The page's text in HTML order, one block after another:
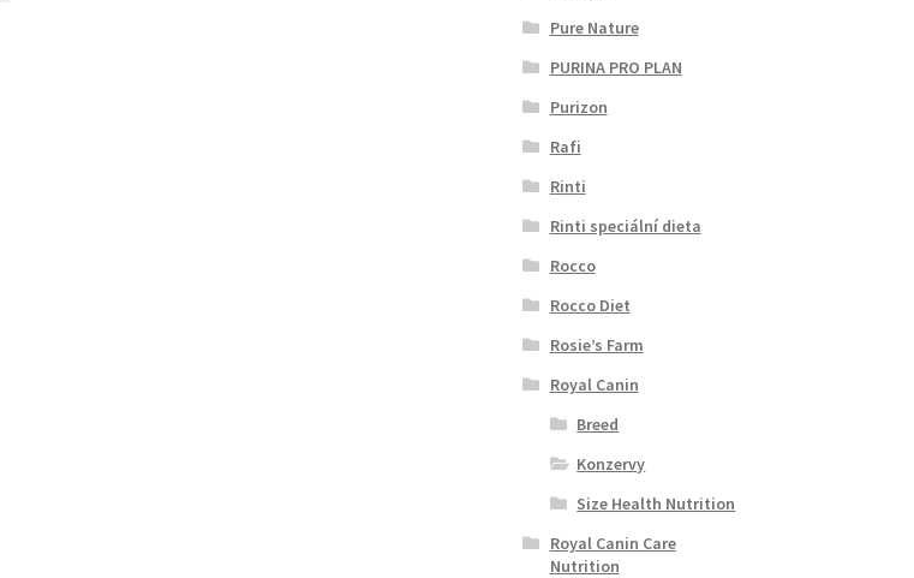
Pure Nature
PURINA PRO PLAN
Purizon
Rafi
Rinti
Rinti speciální dieta
Rocco
Rocco Diet
Rosie’s Farm
Royal Canin
Breed
Konzervy
Size Health Nutrition
Royal Canin Care
Nutrition